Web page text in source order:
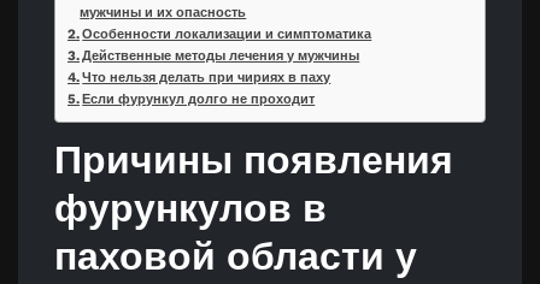
мужчины и их опасность
Особенности локализации и симптоматика
Действенные методы лечения у мужчины
Что нельзя делать при чириях в паху
Если фурункул долго не проходит
Причины появления
фурункулов в
паховой области у